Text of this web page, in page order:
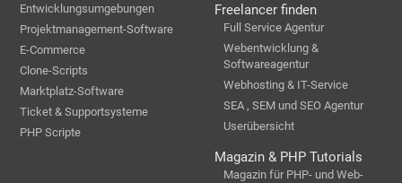
Entwicklungsumgebungen
Projektmanagement-Software
E-Commerce
Clone-Scripts
Marktplatz-Software
Ticket & Supportsysteme
PHP Scripte
Freelancer finden
Full Service Agentur
Webentwicklung &
Softwareagentur
Webhosting & IT-Service
SEA , SEM und SEO Agentur
Userübersicht
Magazin & PHP Tutorials
Magazin für PHP- und Web-